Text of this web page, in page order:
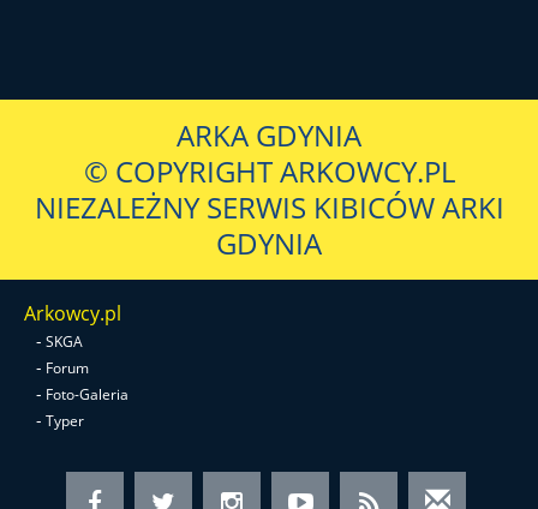
ARKA GDYNIA
© COPYRIGHT ARKOWCY.PL
NIEZALEŻNY SERWIS KIBICÓW ARKI
GDYNIA
Arkowcy.pl
- SKGA
- Forum
- Foto-Galeria
- Typer